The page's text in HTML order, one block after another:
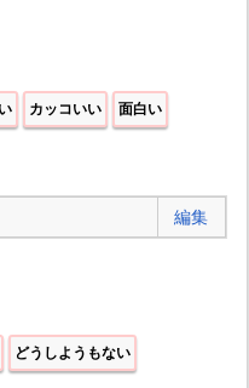
カッコいい 面白い
編集
どうしようもない